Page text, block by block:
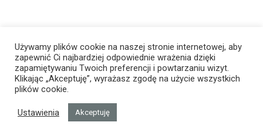
Używamy plików cookie na naszej stronie internetowej, aby
zapewnić Ci najbardziej odpowiednie wrażenia dzięki
zapamiętywaniu Twoich preferencji i powtarzaniu wizyt.
Klikając „Akceptuję”, wyrażasz zgodę na użycie wszystkich
plików cookie.
Ustawienia Akceptuję